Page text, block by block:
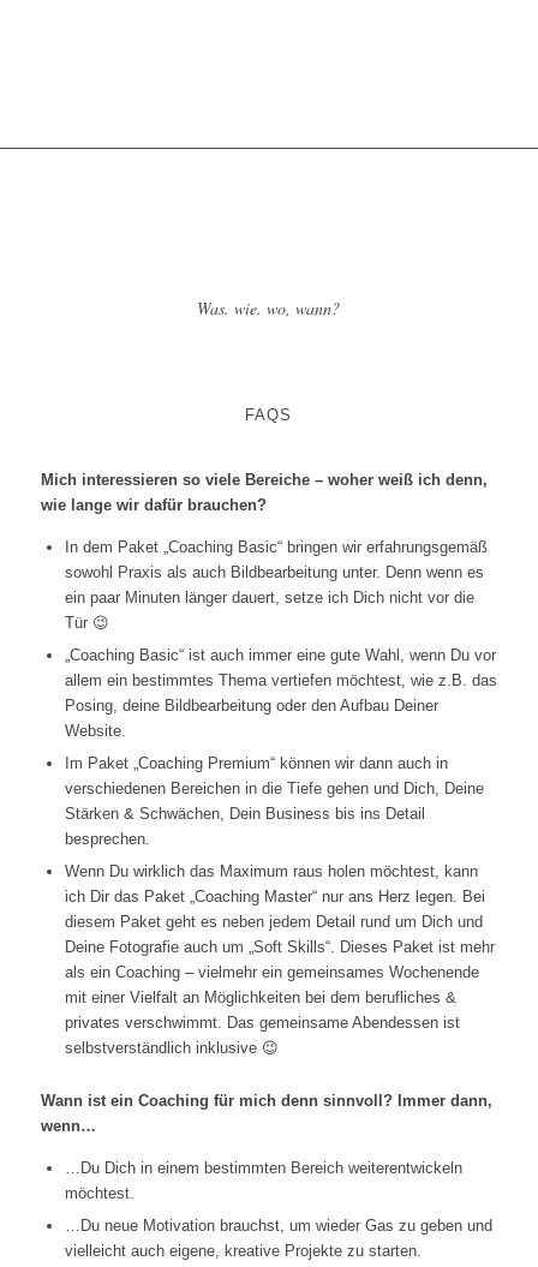
Was. wie. wo, wann?
FAQS
Mich interessieren so viele Bereiche – woher weiß ich denn,
wie lange wir dafür brauchen?
In dem Paket „Coaching Basic“ bringen wir erfahrungsgemäß
sowohl Praxis als auch Bildbearbeitung unter. Denn wenn es
ein paar Minuten länger dauert, setze ich Dich nicht vor die
Tür 😉
„Coaching Basic“ ist auch immer eine gute Wahl, wenn Du vor
allem ein bestimmtes Thema vertiefen möchtest, wie z.B. das
Posing, deine Bildbearbeitung oder den Aufbau Deiner
Website.
Im Paket „Coaching Premium“ können wir dann auch in
verschiedenen Bereichen in die Tiefe gehen und Dich, Deine
Stärken & Schwächen, Dein Business bis ins Detail
besprechen.
Wenn Du wirklich das Maximum raus holen möchtest, kann
ich Dir das Paket „Coaching Master“ nur ans Herz legen. Bei
diesem Paket geht es neben jedem Detail rund um Dich und
Deine Fotografie auch um „Soft Skills“. Dieses Paket ist mehr
als ein Coaching – vielmehr ein gemeinsames Wochenende
mit einer Vielfalt an Möglichkeiten bei dem berufliches &
privates verschwimmt. Das gemeinsame Abendessen ist
selbstverständlich inklusive 😉
Wann ist ein Coaching für mich denn sinnvoll? Immer dann,
wenn…
…Du Dich in einem bestimmten Bereich weiterentwickeln
möchtest.
…Du neue Motivation brauchst, um wieder Gas zu geben und
vielleicht auch eigene, kreative Projekte zu starten.